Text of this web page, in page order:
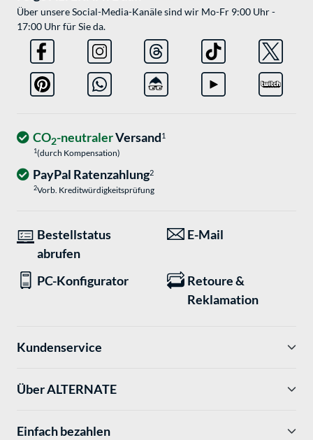
Über unsere Social-Media-Kanäle sind wir Mo-Fr 9:00 Uhr -
17:00 Uhr für Sie da.
CO2-neutralerVersand1
1(durch Kompensation)
PayPal Ratenzahlung2
2Vorb. Kreditwürdigkeitsprüfung
Bestellstatus
abrufen
E-Mail
PC-Konfigurator
Retoure &
Reklamation
Kundenservice
Über ALTERNATE
Einfach bezahlen